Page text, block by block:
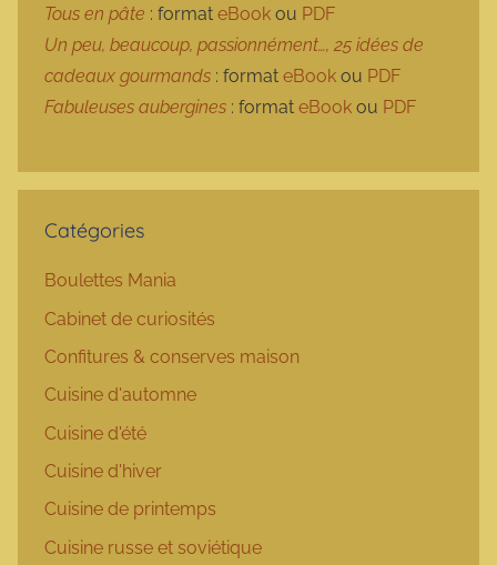
Tous en pâte : format eBook ou PDF
Un peu, beaucoup, passionnément…, 25 idées de
cadeaux gourmands : format eBook ou PDF
Fabuleuses aubergines : format eBook ou PDF
Catégories
Boulettes Mania
Cabinet de curiosités
Confitures & conserves maison
Cuisine d'automne
Cuisine d'été
Cuisine d'hiver
Cuisine de printemps
Cuisine russe et soviétique